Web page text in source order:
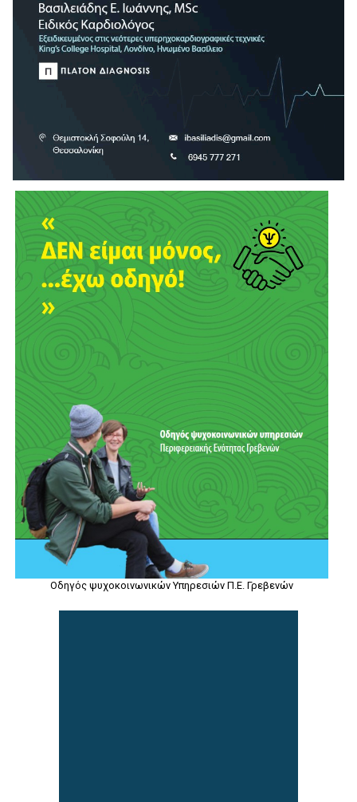
Οδηγός ψυχοκοινωνικών Υπηρεσιών Π.Ε. Γρεβενών